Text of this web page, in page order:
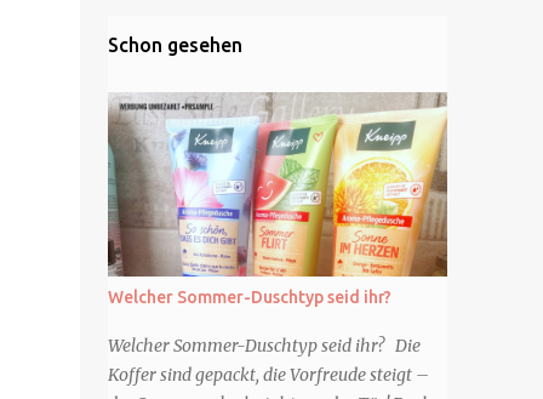
Schon gesehen
Welcher Sommer-Duschtyp seid ihr?
Welcher Sommer-Duschtyp seid ihr? Die
Koffer sind gepackt, die Vorfreude steigt –